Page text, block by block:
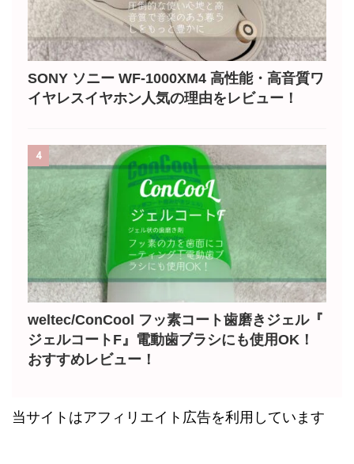
SONY ソニー WF-1000XM4 高性能・高音質ワ
イヤレスイヤホン人気の理由をレビュー！
4
weltec/ConCool フッ素コート歯磨きジェル『
ジェルコートF』電動歯ブラシにも使用OK！
おすすめレビュー！
当サイトはアフィリエイト広告を利用しています